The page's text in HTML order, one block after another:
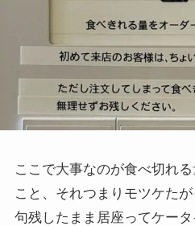
ここで大事なのが食べ切れ
こと、それつまりモツケた
句残したまま居座ってケー